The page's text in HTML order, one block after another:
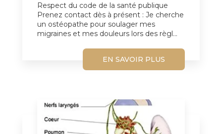
Respect du code de la santé publique
Prenez contact dès à présent : Je cherche
un ostéopathe pour soulager mes
migraines et mes douleurs lors des règl...
EN SAVOIR PLUS